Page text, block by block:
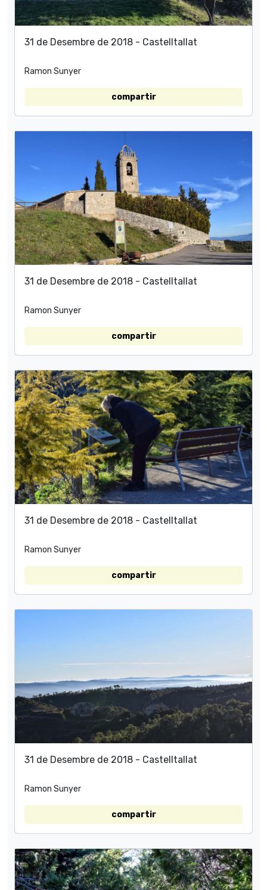
31 de Desembre de 2018 - Castelltallat
Ramon Sunyer
compartir
31 de Desembre de 2018 - Castelltallat
Ramon Sunyer
compartir
31 de Desembre de 2018 - Castelltallat
Ramon Sunyer
compartir
31 de Desembre de 2018 - Castelltallat
Ramon Sunyer
compartir